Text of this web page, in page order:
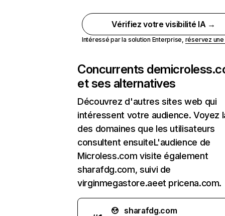
Vérifiez votre visibilité IA →
Intéressé par la solution Enterprise, réservez
Concurrents de
et ses alternatives
Découvrez d'autres sites web qui
intéressent votre audience. Voyez
des domaines que les utilisateurs
consultent ensuiteL'audience de
Microless.com visite également
sharafdg.com, suivi de
virginmegastore.aeet pricena.com.
sharafdg.com